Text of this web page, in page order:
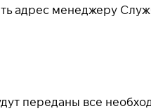
адрес менеджеру
переданы все